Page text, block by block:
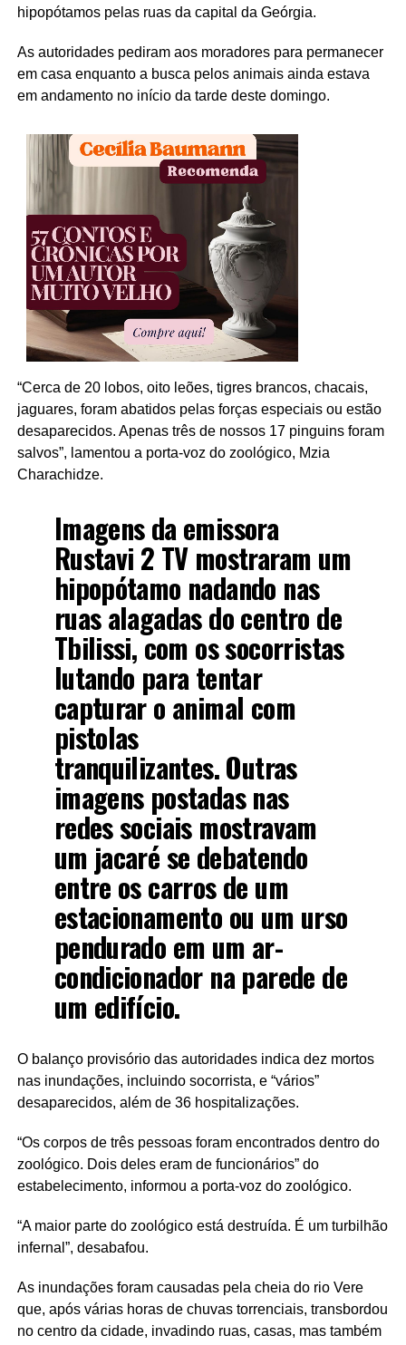
hipopótamos pelas ruas da capital da Geórgia.
As autoridades pediram aos moradores para permanecer
em casa enquanto a busca pelos animais ainda estava
em andamento no início da tarde deste domingo.
“Cerca de 20 lobos, oito leões, tigres brancos, chacais,
jaguares, foram abatidos pelas forças especiais ou estão
desaparecidos. Apenas três de nossos 17 pinguins foram
salvos”, lamentou a porta-voz do zoológico, Mzia
Charachidze.
Imagens da emissora
Rustavi 2 TV mostraram um
hipopótamo nadando nas
ruas alagadas do centro de
Tbilissi, com os socorristas
lutando para tentar
capturar o animal com
pistolas
tranquilizantes. Outras
imagens postadas nas
redes sociais mostravam
um jacaré se debatendo
entre os carros de um
estacionamento ou um urso
pendurado em um ar-
condicionador na parede de
um edifício.
O balanço provisório das autoridades indica dez mortos
nas inundações, incluindo socorrista, e “vários”
desaparecidos, além de 36 hospitalizações.
“Os corpos de três pessoas foram encontrados dentro do
zoológico. Dois deles eram de funcionários” do
estabelecimento, informou a porta-voz do zoológico.
“A maior parte do zoológico está destruída. É um turbilhão
infernal”, desabafou.
As inundações foram causadas pela cheia do rio Vere
que, após várias horas de chuvas torrenciais, transbordou
no centro da cidade, invadindo ruas, casas, mas também